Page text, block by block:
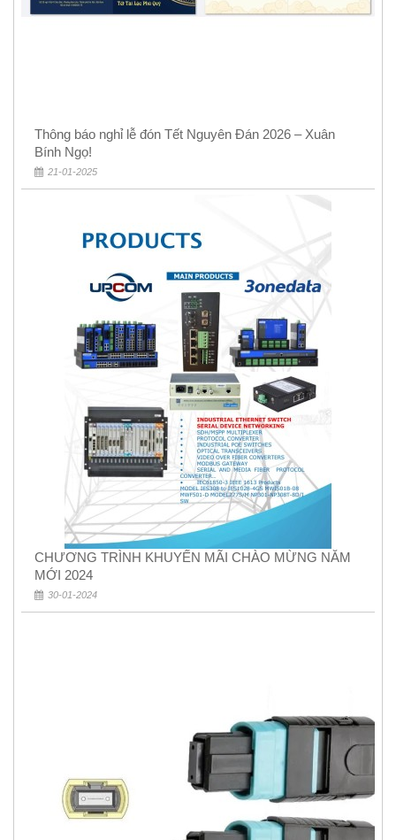
Thông báo nghỉ lễ đón Tết Nguyên Đán 2026 – Xuân
Bính Ngọ!
21-01-2025
CHƯƠNG TRÌNH KHUYẾN MÃI CHÀO MỪNG NĂM
MỚI 2024
30-01-2024